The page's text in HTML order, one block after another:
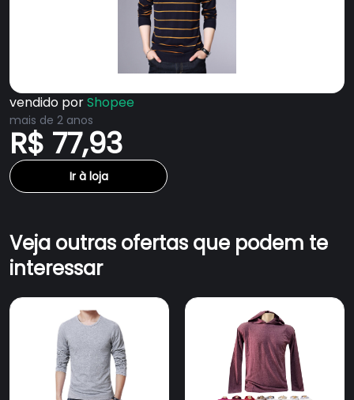
vendido porShopee
mais de 2 anos
R$ 77,93
Ir à loja
Veja outras ofertas que podem te
interessar